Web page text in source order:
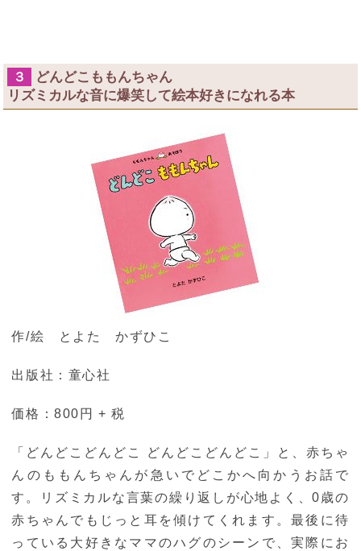
３
どんどこももんちゃん
リズミカルな音に爆笑して絵本好きになれる本
作/絵 とよた かずひこ
出版社：童心社
価格：800円 + 税
「どんどこどんどこ どんどこどんどこ」と、赤ちゃ
んのももんちゃんが急いでどこかへ向かうお話で
す。リズミカルな言葉の繰り返しが心地よく、0歳の
赤ちゃんでもじっと耳を傾けてくれます。最後に待
っている大好きなママのハグのシーンで、実際にお